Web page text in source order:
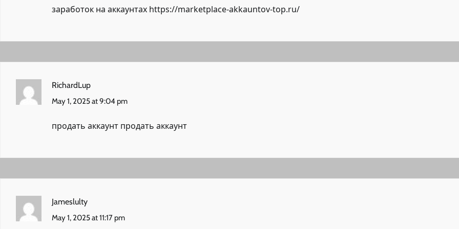
заработок на аккаунтах https://marketplace-akkauntov-top.ru/
RichardLup
May 1, 2025 at 9:04 pm
продать аккаунт продать аккаунт
Jameslulty
May 1, 2025 at 11:17 pm